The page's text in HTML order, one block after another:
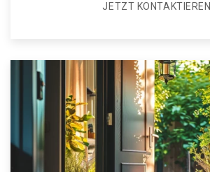
JETZT KONTAKTIEREN